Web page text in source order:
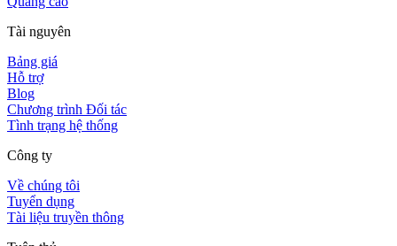
Tài nguyên
Bảng giá
Hỗ trợ
Blog
Chương trình Đối tác
Tình trạng hệ thống
Công ty
Về chúng tôi
Tuyển dụng
Tài liệu truyền thông